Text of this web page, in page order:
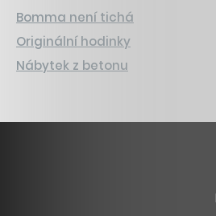
Bomma není tichá
Originální hodinky
Nábytek z betonu